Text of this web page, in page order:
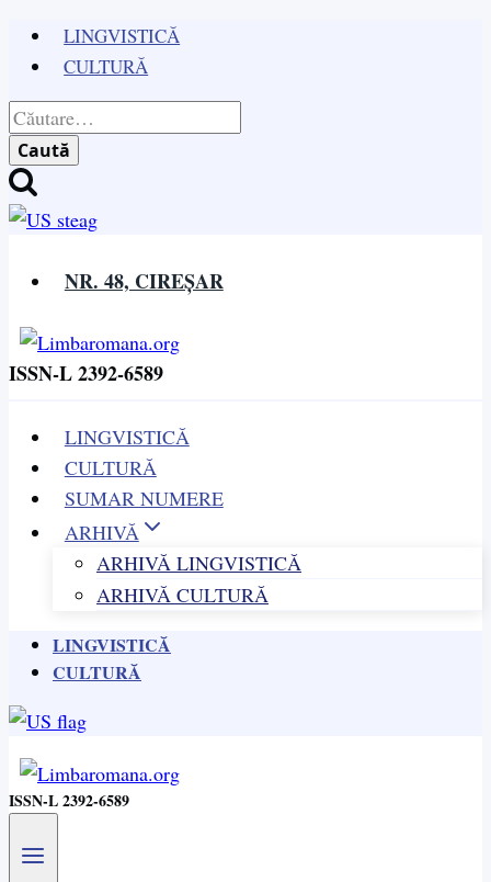
Skip
content
LINGVISTICĂ
CULTURĂ
Caută
după:
NR. 48, CIREȘAR
ISSN-L 2392-6589
LINGVISTICĂ
CULTURĂ
SUMAR NUMERE
ARHIVĂ
ARHIVĂ LINGVISTICĂ
ARHIVĂ CULTURĂ
LINGVISTICĂ
CULTURĂ
ISSN-L 2392-6589